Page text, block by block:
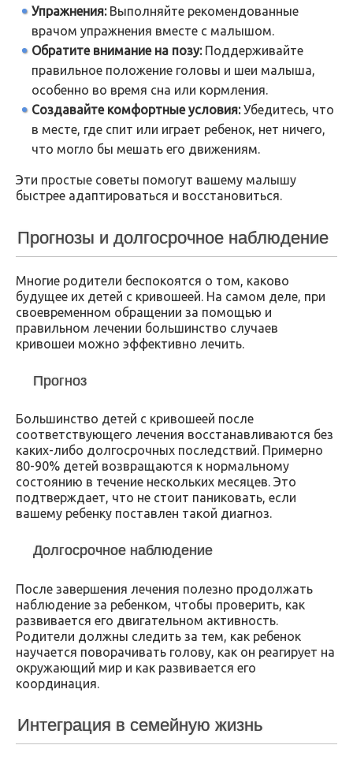
Упражнения:Выполняйте рекомендованные
врачом упражнения вместе с малышом.
Обратите внимание на позу:Поддерживайте
правильное положение головы и шеи малыша,
особенно во время сна или кормления.
Создавайте комфортные условия:Убедитесь, что
в месте, где спит или играет ребенок, нет ничего,
что могло бы мешать его движениям.
Эти простые советы помогут вашему малышу
быстрее адаптироваться и восстановиться.
Прогнозы и долгосрочное наблюдение
Многие родители беспокоятся о том, каково
будущее их детей с кривошеей. На самом деле, при
своевременном обращении за помощью и
правильном лечении большинство случаев
кривошеи можно эффективно лечить.
Прогноз
Большинство детей с кривошеей после
соответствующего лечения восстанавливаются без
каких-либо долгосрочных последствий. Примерно
80-90% детей возвращаются к нормальному
состоянию в течение нескольких месяцев. Это
подтверждает, что не стоит паниковать, если
вашему ребенку поставлен такой диагноз.
Долгосрочное наблюдение
После завершения лечения полезно продолжать
наблюдение за ребенком, чтобы проверить, как
развивается его двигательном активность.
Родители должны следить за тем, как ребенок
научается поворачивать голову, как он реагирует на
окружающий мир и как развивается его
координация.
Интеграция в семейную жизнь